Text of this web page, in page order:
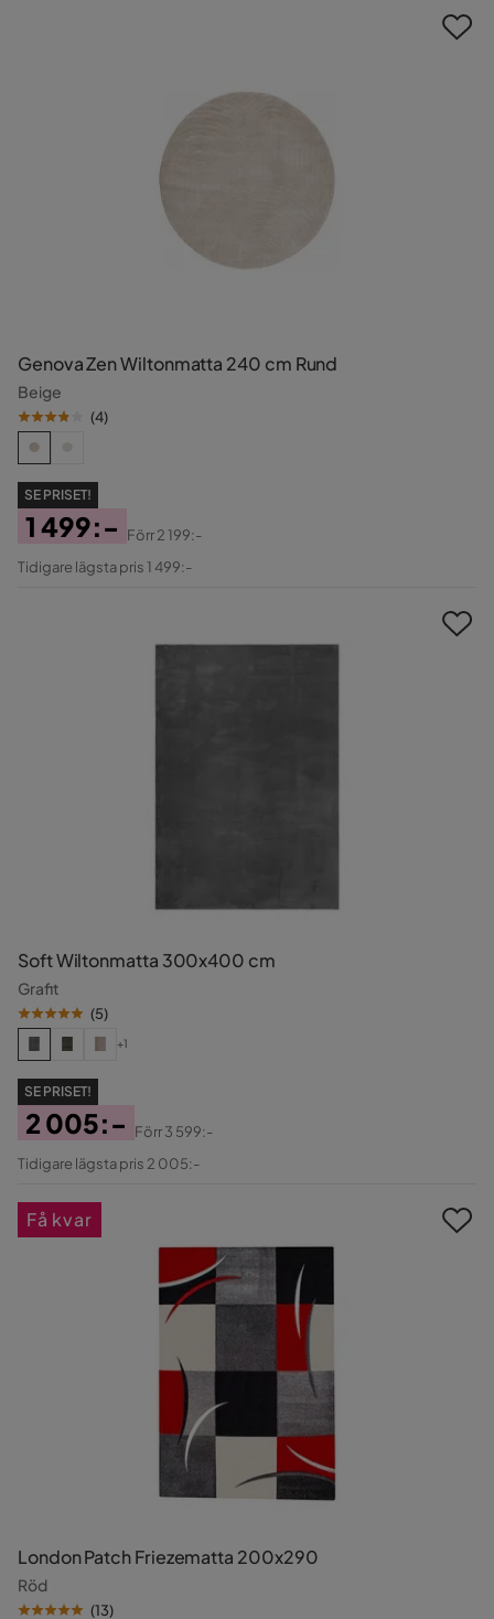
Genova Zen Wiltonmatta 240 cm Rund
Beige
(4)
SE PRISET!
Pris
1 499:-
Original
Förr2 199:-
Tidigare lägsta pris 1 499:-
Soft Wiltonmatta 300x400 cm
Grafit
(5)
+1
SE PRISET!
Pris
2 005:-
Original
Förr3 599:-
Tidigare lägsta pris 2 005:-
London Patch Friezematta 200x290
Röd
(13)
Få kvar